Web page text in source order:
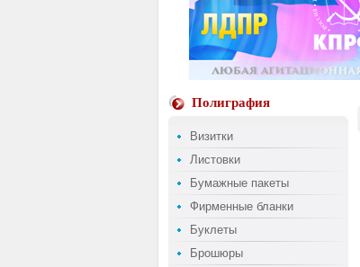
Полиграфия
Визитки
Листовки
Бумажные пакеты
Фирменные бланки
Буклеты
Брошюры